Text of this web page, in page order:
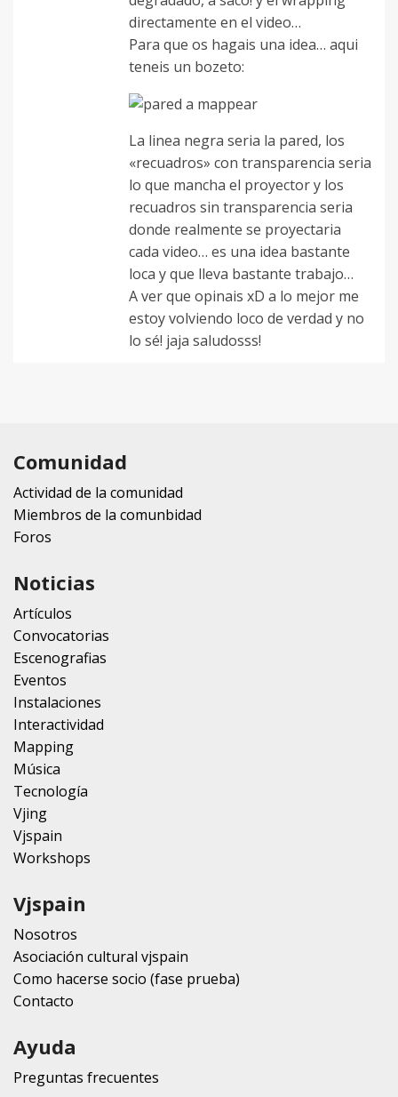
directamente en el video…
Para que os hagais una idea… aqui
teneis un bozeto:
La linea negra seria la pared, los
«recuadros» con transparencia seria
lo que mancha el proyector y los
recuadros sin transparencia seria
donde realmente se proyectaria
cada video… es una idea bastante
loca y que lleva bastante trabajo…
A ver que opinais xD a lo mejor me
estoy volviendo loco de verdad y no
lo sé! jaja saludosss!
Comunidad
Actividad de la comunidad
Miembros de la comunbidad
Foros
Noticias
Artículos
Convocatorias
Escenografias
Eventos
Instalaciones
Interactividad
Mapping
Música
Tecnología
Vjing
Vjspain
Workshops
Vjspain
Nosotros
Asociación cultural vjspain
Como hacerse socio (fase prueba)
Contacto
Ayuda
Preguntas frecuentes